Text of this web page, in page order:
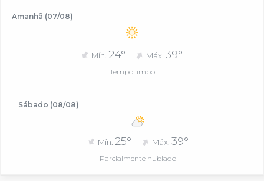
Amanhã (07/08)
Mín. 24° Máx. 39°
Tempo limpo
Sábado (08/08)
Mín. 25° Máx. 39°
Parcialmente nublado